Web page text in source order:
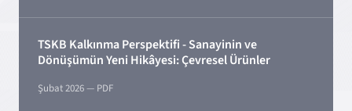
TSKB Kalkınma Perspektifi - Sanayinin ve
Dönüşümün Yeni Hikâyesi: Çevresel Ürünler
Şubat2026— PDF